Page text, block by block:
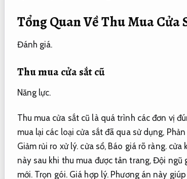
Tổng Quan Về Thu Mua Cửa
Đánh giá.
Thu mua cửa sắt cũ
Năng lực.
Thu mua cửa sắt cũ là quá trình các đơn vị
mua lại các loại cửa sắt đã qua sử dụng,
Giảm rủi ro xử lý. cửa sổ, Báo giá rõ ràng.cửa
này sau khi thu mua được tân trang,Đội ngũ
mới. Trọn gói. Giá hợp lý. Phương án này